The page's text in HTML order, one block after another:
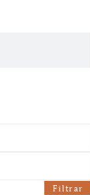
Filtrar